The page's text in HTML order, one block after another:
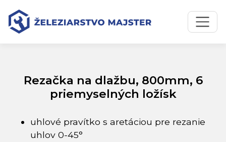
Preskočiť na obsah
Preskočiť na hlavné menu
Úvodná stránka
Rezačka na dlažbu, 800mm, 6 priemyselných ložísk
Rezačka na dlažbu, 800mm, 6
priemyselných ložísk
uhlové pravítko s aretáciou pre rezanie
uhlov 0-45°